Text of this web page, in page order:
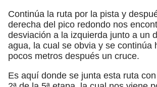
Continúa la ruta por la pista y
derecha del pico redondo nos
desviación a la izquierda junto a un
agua, la cual se obvia y se continúa
pocos metros después un cruce.
Es aquí donde se junta esta ruta